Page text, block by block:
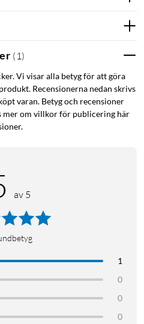
samtidigt längs listen, med
eller längs väggar för
rummet. Vitt ljus justeras
och kallt (6500 K).
hörn och kanter och kan
diskret bakom möbler,
direkt i Hue-appen via
(säljs separat) får du tillgång till
röststyrning via Alexa, Google
( 1 )
Vi visar alla betyg för att göra
Recensionerna nedan skrivs
varan. Betyg och recensioner
mer om villkor för publicering här
av 5
1
0
0
0